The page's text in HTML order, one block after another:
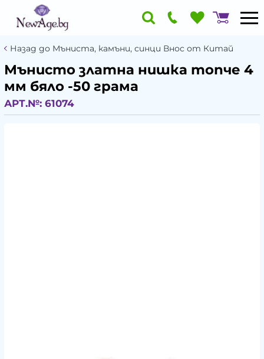
Назад до Мъниста, камъни, синци Внос от Китай
Мънисто златна нишка топче 4
мм бяло -50 грама
АРТ.№: 61074